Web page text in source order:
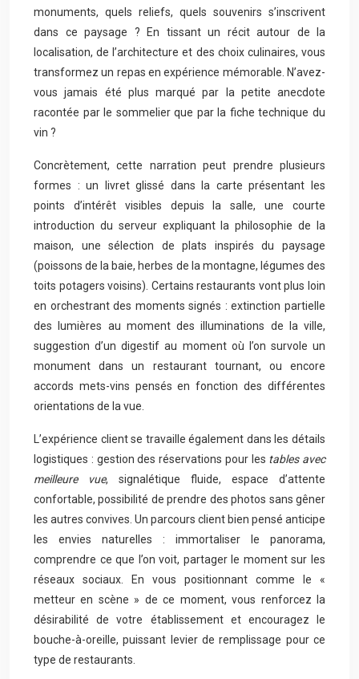
monuments, quels reliefs, quels souvenirs s’inscrivent
dans ce paysage ? En tissant un récit autour de la
localisation, de l’architecture et des choix culinaires, vous
transformez un repas en expérience mémorable. N’avez-
vous jamais été plus marqué par la petite anecdote
racontée par le sommelier que par la fiche technique du
vin ?
Concrètement, cette narration peut prendre plusieurs
formes : un livret glissé dans la carte présentant les
points d’intérêt visibles depuis la salle, une courte
introduction du serveur expliquant la philosophie de la
maison, une sélection de plats inspirés du paysage
(poissons de la baie, herbes de la montagne, légumes des
toits potagers voisins). Certains restaurants vont plus loin
en orchestrant des moments signés : extinction partielle
des lumières au moment des illuminations de la ville,
suggestion d’un digestif au moment où l’on survole un
monument dans un restaurant tournant, ou encore
accords mets-vins pensés en fonction des différentes
orientations de la vue.
L’expérience client se travaille également dans les détails
logistiques : gestion des réservations pour les tables avec
meilleure vue, signalétique fluide, espace d’attente
confortable, possibilité de prendre des photos sans gêner
les autres convives. Un parcours client bien pensé anticipe
les envies naturelles : immortaliser le panorama,
comprendre ce que l’on voit, partager le moment sur les
réseaux sociaux. En vous positionnant comme le «
metteur en scène » de ce moment, vous renforcez la
désirabilité de votre établissement et encouragez le
bouche-à-oreille, puissant levier de remplissage pour ce
type de restaurants.